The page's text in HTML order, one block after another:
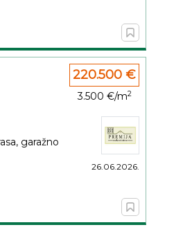
garažno
220.500 €
3.500 €/m2
26.06.2026.